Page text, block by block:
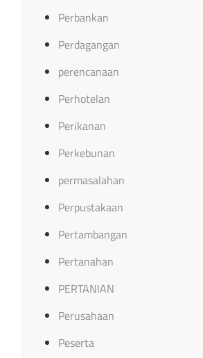
Perbankan
Perdagangan
perencanaan
Perhotelan
Perikanan
Perkebunan
permasalahan
Perpustakaan
Pertambangan
Pertanahan
PERTANIAN
Perusahaan
Peserta